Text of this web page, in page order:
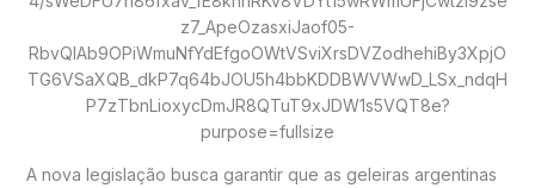
A nova legislação busca garantir que as geleiras argentinas